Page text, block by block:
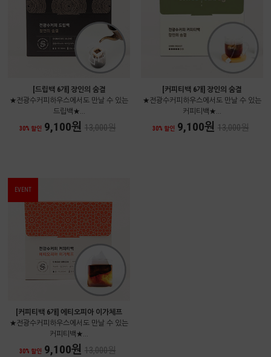
[드립백 6개] 장인의 숨결
★전광수커피하우스에서도 만날 수 있는
드립백★...
30% 할인 9,100원 13,000원
[커피티백 6개] 장인의 숨결
★전광수커피하우스에서도 만날 수 있는
커피티백★...
30% 할인 9,100원 13,000원
EVENT
[커피티백 6개] 에티오피아 이가체프
★전광수커피하우스에서도 만날 수 있는
커피티백★...
30% 할인 9,100원 13,000원